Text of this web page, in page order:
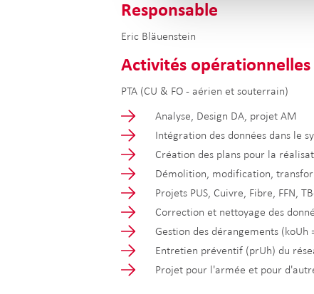
Responsable
Eric Bläuenstein
Activités opérationnelles
PTA (CU & FO - aérien et souterrain)
Analyse, Design DA, projet AM
Intégration des données dans le
Création des plans pour la
Démolition, modification,
Projets PUS, Cuivre, Fibre, FFN,
Correction et nettoyage des
Gestion des dérangements
Entretien préventif (prUh) du
Projet pour l'armée et pour